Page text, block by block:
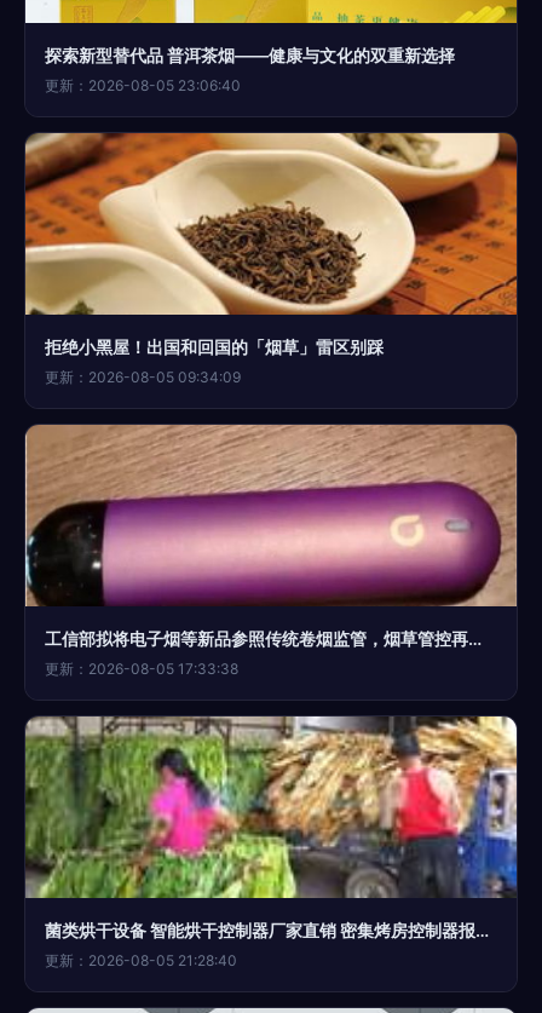
探索新型替代品 普洱茶烟——健康与文化的双重新选择
更新：2026-08-05 23:06:40
拒绝小黑屋！出国和回国的「烟草」雷区别踩
更新：2026-08-05 09:34:09
工信部拟将电子烟等新品参照传统卷烟监管，烟草管控再升级
更新：2026-08-05 17:33:38
菌类烘干设备 智能烘干控制器厂家直销 密集烤房控制器报价 烤烟控制器 烟草公司中标产品
更新：2026-08-05 21:28:40